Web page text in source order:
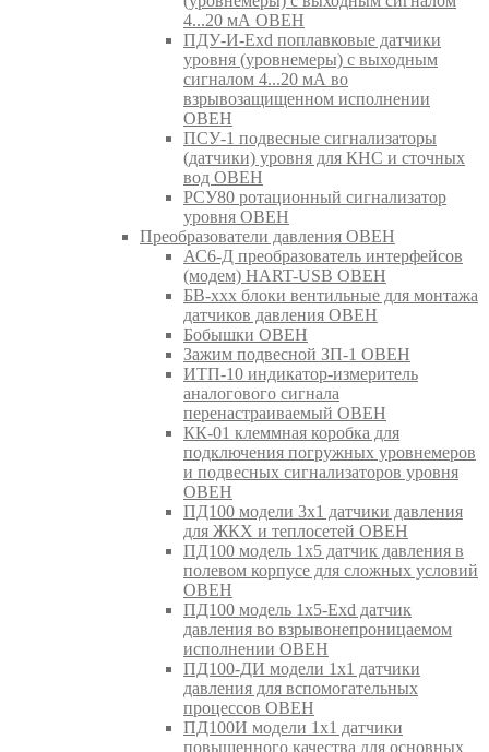
4...20 мА ОВЕН
ПДУ-И-Exd поплавковые датчики
уровня (уровнемеры) с выходным
сигналом 4...20 мА во
взрывозащищенном исполнении
ОВЕН
ПСУ-1 подвесные сигнализаторы
(датчики) уровня для КНС и сточных
вод ОВЕН
РСУ80 ротационный сигнализатор
уровня ОВЕН
Преобразователи давления ОВЕН
АС6-Д преобразователь интерфейсов
(модем) HART-USB ОВЕН
БВ-ххх блоки вентильные для монтажа
датчиков давления ОВЕН
Бобышки ОВЕН
Зажим подвесной ЗП-1 ОВЕН
ИТП-10 индикатор-измеритель
аналогового сигнала
перенастраиваемый ОВЕН
КК-01 клеммная коробка для
подключения погружных уровнемеров
и подвесных сигнализаторов уровня
ОВЕН
ПД100 модели 3х1 датчики давления
для ЖКХ и теплосетей ОВЕН
ПД100 модель 1х5 датчик давления в
полевом корпусе для сложных условий
ОВЕН
ПД100 модель 1х5-Exd датчик
давления во взрывонепроницаемом
исполнении ОВЕН
ПД100-ДИ модели 1х1 датчики
давления для вспомогательных
процессов ОВЕН
ПД100И модели 1х1 датчики
повышенного качества для основных